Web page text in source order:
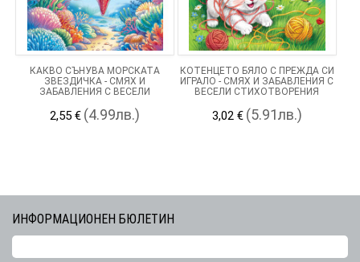
КАКВО СЪНУВА МОРСКАТА
ЗВЕЗДИЧКА - СМЯХ И
ЗАБАВЛЕНИЯ С ВЕСЕЛИ
2,55 € (4.99лв.)
КОТЕНЦЕТО БЯЛО С ПРЕЖДА СИ
ИГРАЛО - СМЯХ И ЗАБАВЛЕНИЯ С
ВЕСЕЛИ СТИХОТВОРЕНИЯ
3,02 € (5.91лв.)
ИНФОРМАЦИОНЕН БЮЛЕТИН